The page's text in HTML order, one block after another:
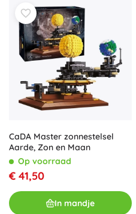
CaDA Master zonnestelsel
Aarde, Zon en Maan
Op voorraad
€ 41,50
In mandje